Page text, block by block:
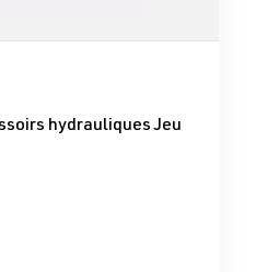
hydrauliques Jeu